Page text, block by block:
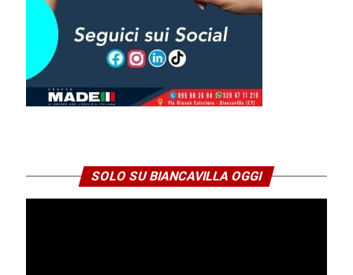
SOLO SU BIANCAVILLA OGGI